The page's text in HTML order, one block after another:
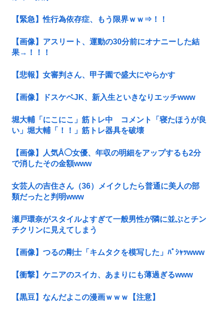
【緊急】性行為依存症、もう限界ｗｗ⇒！！
【画像】アスリート、運動の30分前にオナニーした結
果→！！！
【悲報】女審判さん、甲子園で盛大にやらかす
【画像】ドスケベJK、新入生といきなりエッチwww
堀大輔「にこにこ」筋トレ中 コメント「寝たほうが良
い」堀大輔「！！」筋トレ器具を破壊
【画像】人気Å◯女優、年収の明細をアップするも2分
で消したその金額www
女芸人の吉住さん（36）メイクしたら普通に美人の部
類だったと判明www
瀬戸環奈がスタイルよすぎて一般男性が隣に並ぶとチン
チクリンに見えてしまう
【画像】つるの剛士「キムタクを模写した」ﾊﾟｼｬｯwww
【衝撃】ケニアのスイカ、あまりにも薄過ぎるwww
【黒豆】なんだよこの漫画ｗｗｗ【注意】